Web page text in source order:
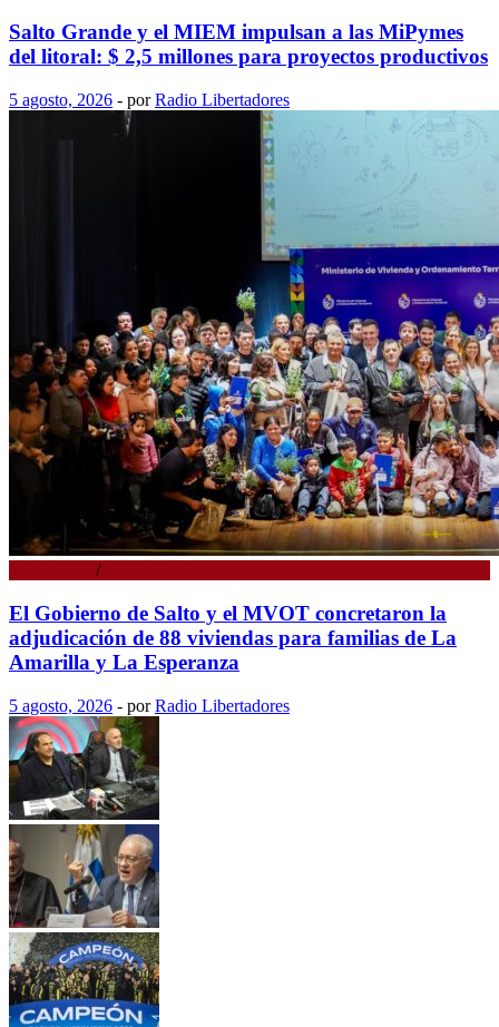
Salto Grande y el MIEM impulsan a las MiPymes
del litoral: $ 2,5 millones para proyectos productivos
5 agosto, 2026 - porRadio Libertadores
/
El Gobierno de Salto y el MVOT concretaron la
adjudicación de 88 viviendas para familias de La
Amarilla y La Esperanza
5 agosto, 2026 - porRadio Libertadores